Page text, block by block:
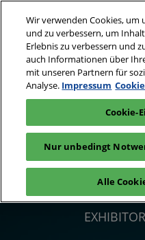
zum
Inhalt24. - 25. Mai 2027
Messe Basel,
Wir verwenden Cookies, um
und zu verbessern, um
Erlebnis zu verbessern und
auch Informationen über
mit unseren Partnern für
Analyse. Impressum
Cookie-
Nur unbedingt
Alle